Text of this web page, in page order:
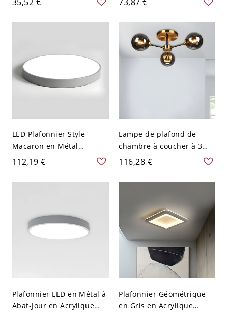
Couloir - Gris 110 V-120 V
Blanc
en métal gris rond
LED Plafonnier Style
Macaron en Métal
Luminaire Affleurant en
Forme de Rond - Gris 110
V-120 V 30,48 cm
112,19 €
Lampe de plafond de
chambre à coucher à 3
lumières en verre gris
fumé postmoderne semi-
encastrée Globe
116,28 €
Plafonnier LED en Métal à
Abat-Jour en Acrylique
Plafonnier Géométrique
en Gris en Acrylique